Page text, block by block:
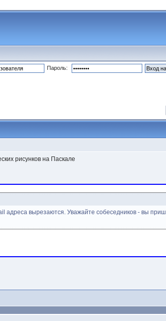
Пароль:
рисунков на Паскале
адреса вырезаются. Уважайте собеседников - вы